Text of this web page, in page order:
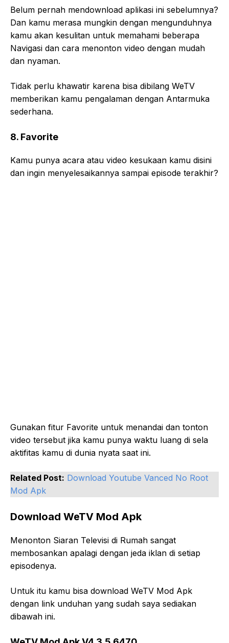
Belum pernah mendownload aplikasi ini sebelumnya?
Dan kamu merasa mungkin dengan mengunduhnya
kamu akan kesulitan untuk memahami beberapa
Navigasi dan cara menonton video dengan mudah
dan nyaman.
Tidak perlu khawatir karena bisa dibilang WeTV
memberikan kamu pengalaman dengan Antarmuka
sederhana.
8. Favorite
Kamu punya acara atau video kesukaan kamu disini
dan ingin menyelesaikannya sampai episode terakhir?
Gunakan fitur Favorite untuk menandai dan tonton
video tersebut jika kamu punya waktu luang di sela
aktifitas kamu di dunia nyata saat ini.
Related Post: Download Youtube Vanced No Root
Mod Apk
Download WeTV Mod Apk
Menonton Siaran Televisi di Rumah sangat
membosankan apalagi dengan jeda iklan di setiap
episodenya.
Untuk itu kamu bisa download WeTV Mod Apk
dengan link unduhan yang sudah saya sediakan
dibawah ini.